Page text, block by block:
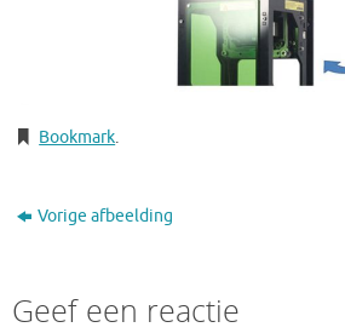
Bookmark.
Vorige afbeelding
Geef een reactie